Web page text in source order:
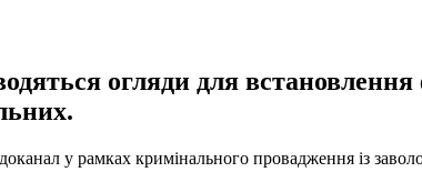
огляди для
у рамках кримінального провадження із